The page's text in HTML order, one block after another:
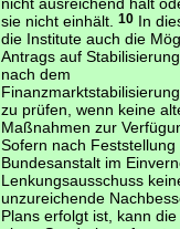
sie nicht einhält.10 In
die Institute auch die
Antrags auf
nach dem
zu prüfen, wenn keine
Maßnahmen zur
Sofern nach Feststellung
Bundesanstalt im
Lenkungsausschuss
unzureichende
Plans erfolgt ist, kann